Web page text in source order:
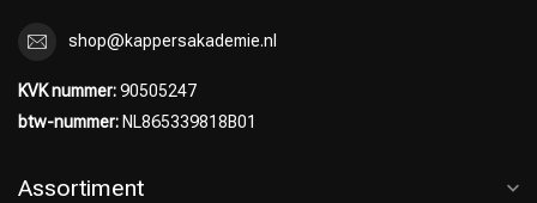
Keuze van onze Kappers
shop@kappersakademie.nl
KVK nummer:90505247
btw-nummer: NL865339818B01
Assortiment